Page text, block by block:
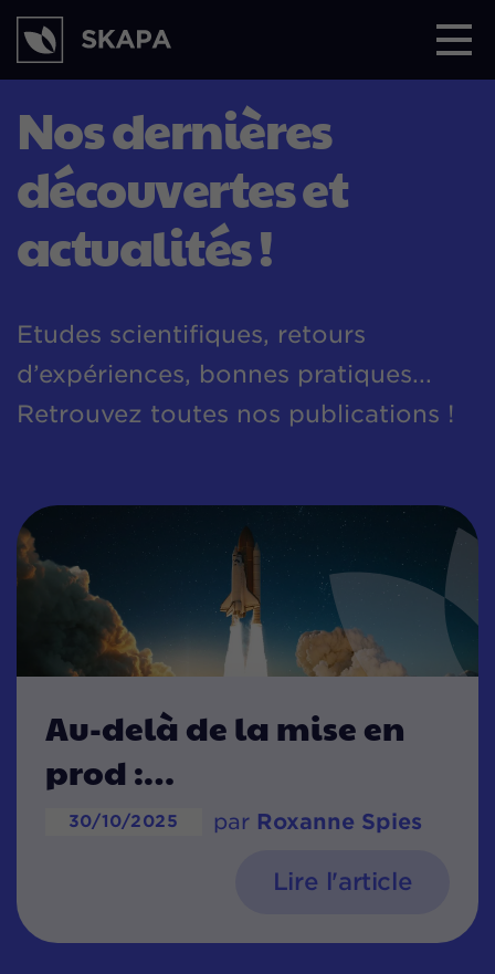
Nosdernières
découverteset
actualités!
Etudes scientifiques, retours
d’expériences, bonnes pratiques...
Retrouvez toutes nos publications !
Au-delà de la mise en
prod :
30/10/2025 par Roxanne Spies
Lire l'article